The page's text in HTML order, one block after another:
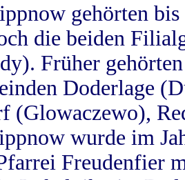
gehörten
die beiden
Früher
Doderlage
(Glowaczewo),
wurde im
Freudenfier